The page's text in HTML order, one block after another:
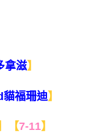
拿滋】
福珊迪】
【7-11】